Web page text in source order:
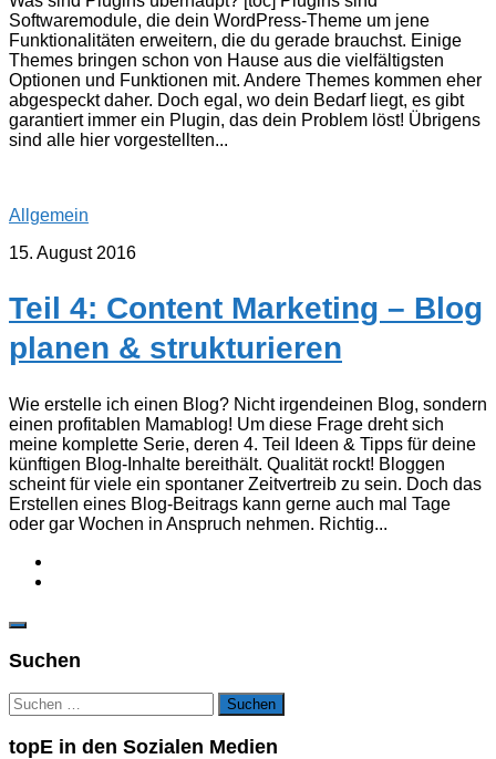
Softwaremodule, die dein WordPress-Theme um jene
Funktionalitäten erweitern, die du gerade brauchst. Einige
Themes bringen schon von Hause aus die vielfältigsten
Optionen und Funktionen mit. Andere Themes kommen eher
abgespeckt daher. Doch egal, wo dein Bedarf liegt, es gibt
garantiert immer ein Plugin, das dein Problem löst! Übrigens
sind alle hier vorgestellten...
Allgemein
15. August 2016
Teil 4: Content Marketing – Blog
planen & strukturieren
Wie erstelle ich einen Blog? Nicht irgendeinen Blog, sondern
einen profitablen Mamablog! Um diese Frage dreht sich
meine komplette Serie, deren 4. Teil Ideen & Tipps für deine
künftigen Blog-Inhalte bereithält. Qualität rockt! Bloggen
scheint für viele ein spontaner Zeitvertreib zu sein. Doch das
Erstellen eines Blog-Beitrags kann gerne auch mal Tage
oder gar Wochen in Anspruch nehmen. Richtig...
Suchen
Suchen
nach:
topE in den Sozialen Medien